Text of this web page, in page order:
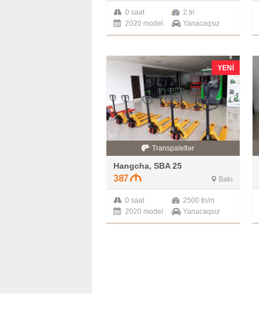
0 saat
2 tn
2020 model
Yanacaqsız
YENI
Transpaletlər
Hangcha, SBA 25
387 Bakı
0 saat
2500 tn/m
2020 model
Yanacaqsız